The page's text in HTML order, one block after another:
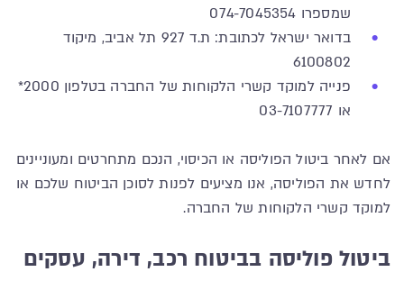
שמספרו 074-7045354
בדואר ישראל לכתובת: ת.ד 927 תל אביב, מיקוד
6100802
פנייה למוקד קשרי הלקוחות של החברה בטלפון 2000*
או 03-7107777
אם לאחר ביטול הפוליסה או הכיסוי, הנכם מתחרטים ומעוניינים
לחדש את הפוליסה, אנו מציעים לפנות לסוכן הביטוח שלכם או
למוקד קשרי הלקוחות של החברה.
ביטול פוליסה בביטוח רכב, דירה, עסקים